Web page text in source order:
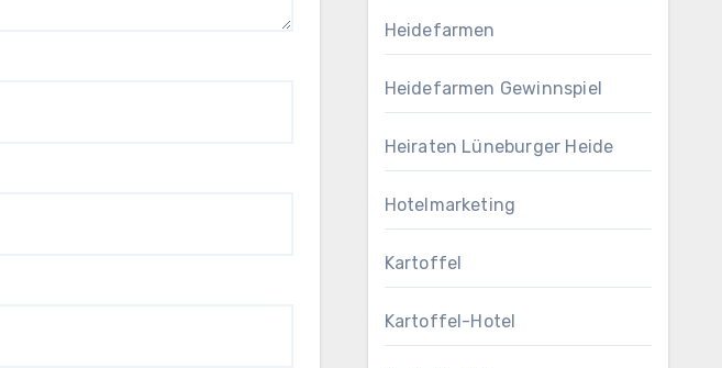
Heidefarmen
Heidefarmen Gewinnspiel
Heiraten Lüneburger Heide
Hotelmarketing
Kartoffel
Kartoffel-Hotel